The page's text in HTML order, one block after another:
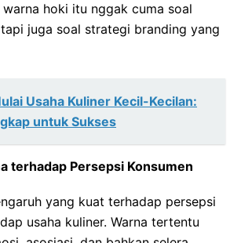
warna hoki itu nggak cuma soal
juga soal strategi branding yang
Usaha Kuliner Kecil-Kecilan:
untuk Sukses
terhadap Persepsi Konsumen
yang kuat terhadap persepsi
usaha kuliner. Warna tertentu